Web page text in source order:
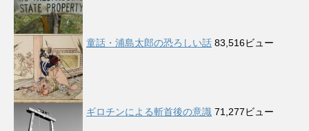
童話・浦島太郎の恐ろしい話 83,516ビュー
ギロチンによる斬首後の意識 71,277ビュー